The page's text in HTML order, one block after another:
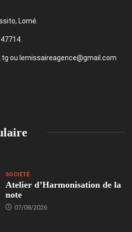
Lomé.
ou lemissaireagence@gmail.com
SOCIÉTÉ
Atelier d’Harmonisation de la
note
07/08/2026